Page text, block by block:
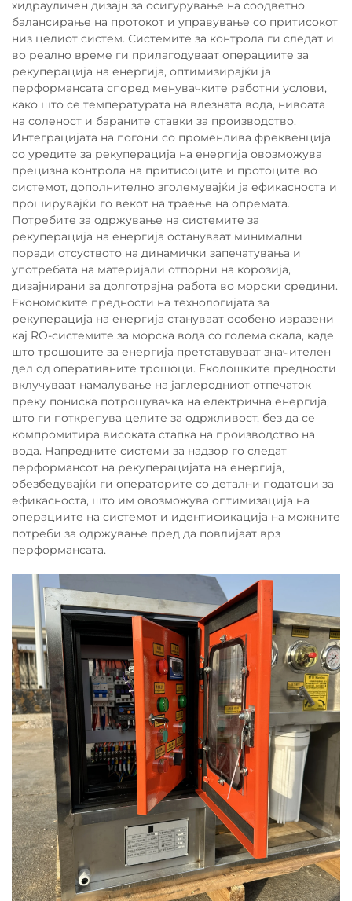
хидрауличен дизајн за осигурување на соодветно
балансирање на протокот и управување со притисокот
низ целиот систем. Системите за контрола ги следат и
во реално време ги прилагодуваат операциите за
рекуперација на енергија, оптимизирајќи ја
перформансата според менувачките работни услови,
како што се температурата на влезната вода, нивоата
на соленост и бараните ставки за производство.
Интеграцијата на погони со променлива фреквенција
со уредите за рекуперација на енергија овозможува
прецизна контрола на притисоците и протоците во
системот, дополнително зголемувајќи ја ефикасноста и
проширувајќи го векот на траење на опремата.
Потребите за одржување на системите за
рекуперација на енергија остануваат минимални
поради отсуството на динамички запечатувања и
употребата на материјали отпорни на корозија,
дизајнирани за долготрајна работа во морски средини.
Економските предности на технологијата за
рекуперација на енергија стануваат особено изразени
кај RO-системите за морска вода со голема скала, каде
што трошоците за енергија претставуваат значителен
дел од оперативните трошоци. Еколошките предности
вклучуваат намалување на јаглеродниот отпечаток
преку пониска потрошувачка на електрична енергија,
што ги поткрепува целите за одржливост, без да се
компромитира високата стапка на производство на
вода. Напредните системи за надзор го следат
перформансот на рекуперацијата на енергија,
обезбедувајќи ги операторите со детални податоци за
ефикасноста, што им овозможува оптимизација на
операциите на системот и идентификација на можните
потреби за одржување пред да повлијаат врз
перформансата.